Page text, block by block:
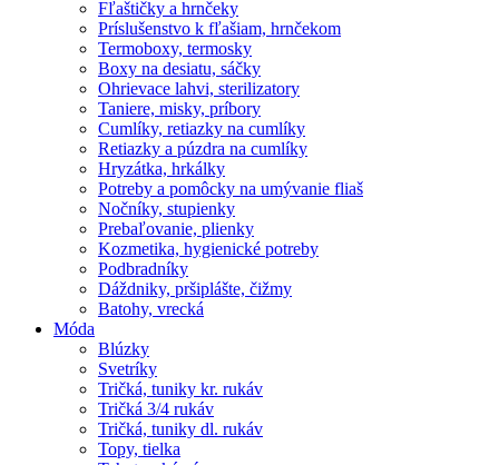
Fľaštičky a hrnčeky
Príslušenstvo k fľašiam, hrnčekom
Termoboxy, termosky
Boxy na desiatu, sáčky
Ohrievace lahvi, sterilizatory
Taniere, misky, príbory
Cumlíky, retiazky na cumlíky
Retiazky a púzdra na cumlíky
Hryzátka, hrkálky
Potreby a pomôcky na umývanie fliaš
Nočníky, stupienky
Prebaľovanie, plienky
Kozmetika, hygienické potreby
Podbradníky
Dáždniky, pršiplášte, čižmy
Batohy, vrecká
Móda
Blúzky
Svetríky
Tričká, tuniky kr. rukáv
Tričká 3/4 rukáv
Tričká, tuniky dl. rukáv
Topy, tielka